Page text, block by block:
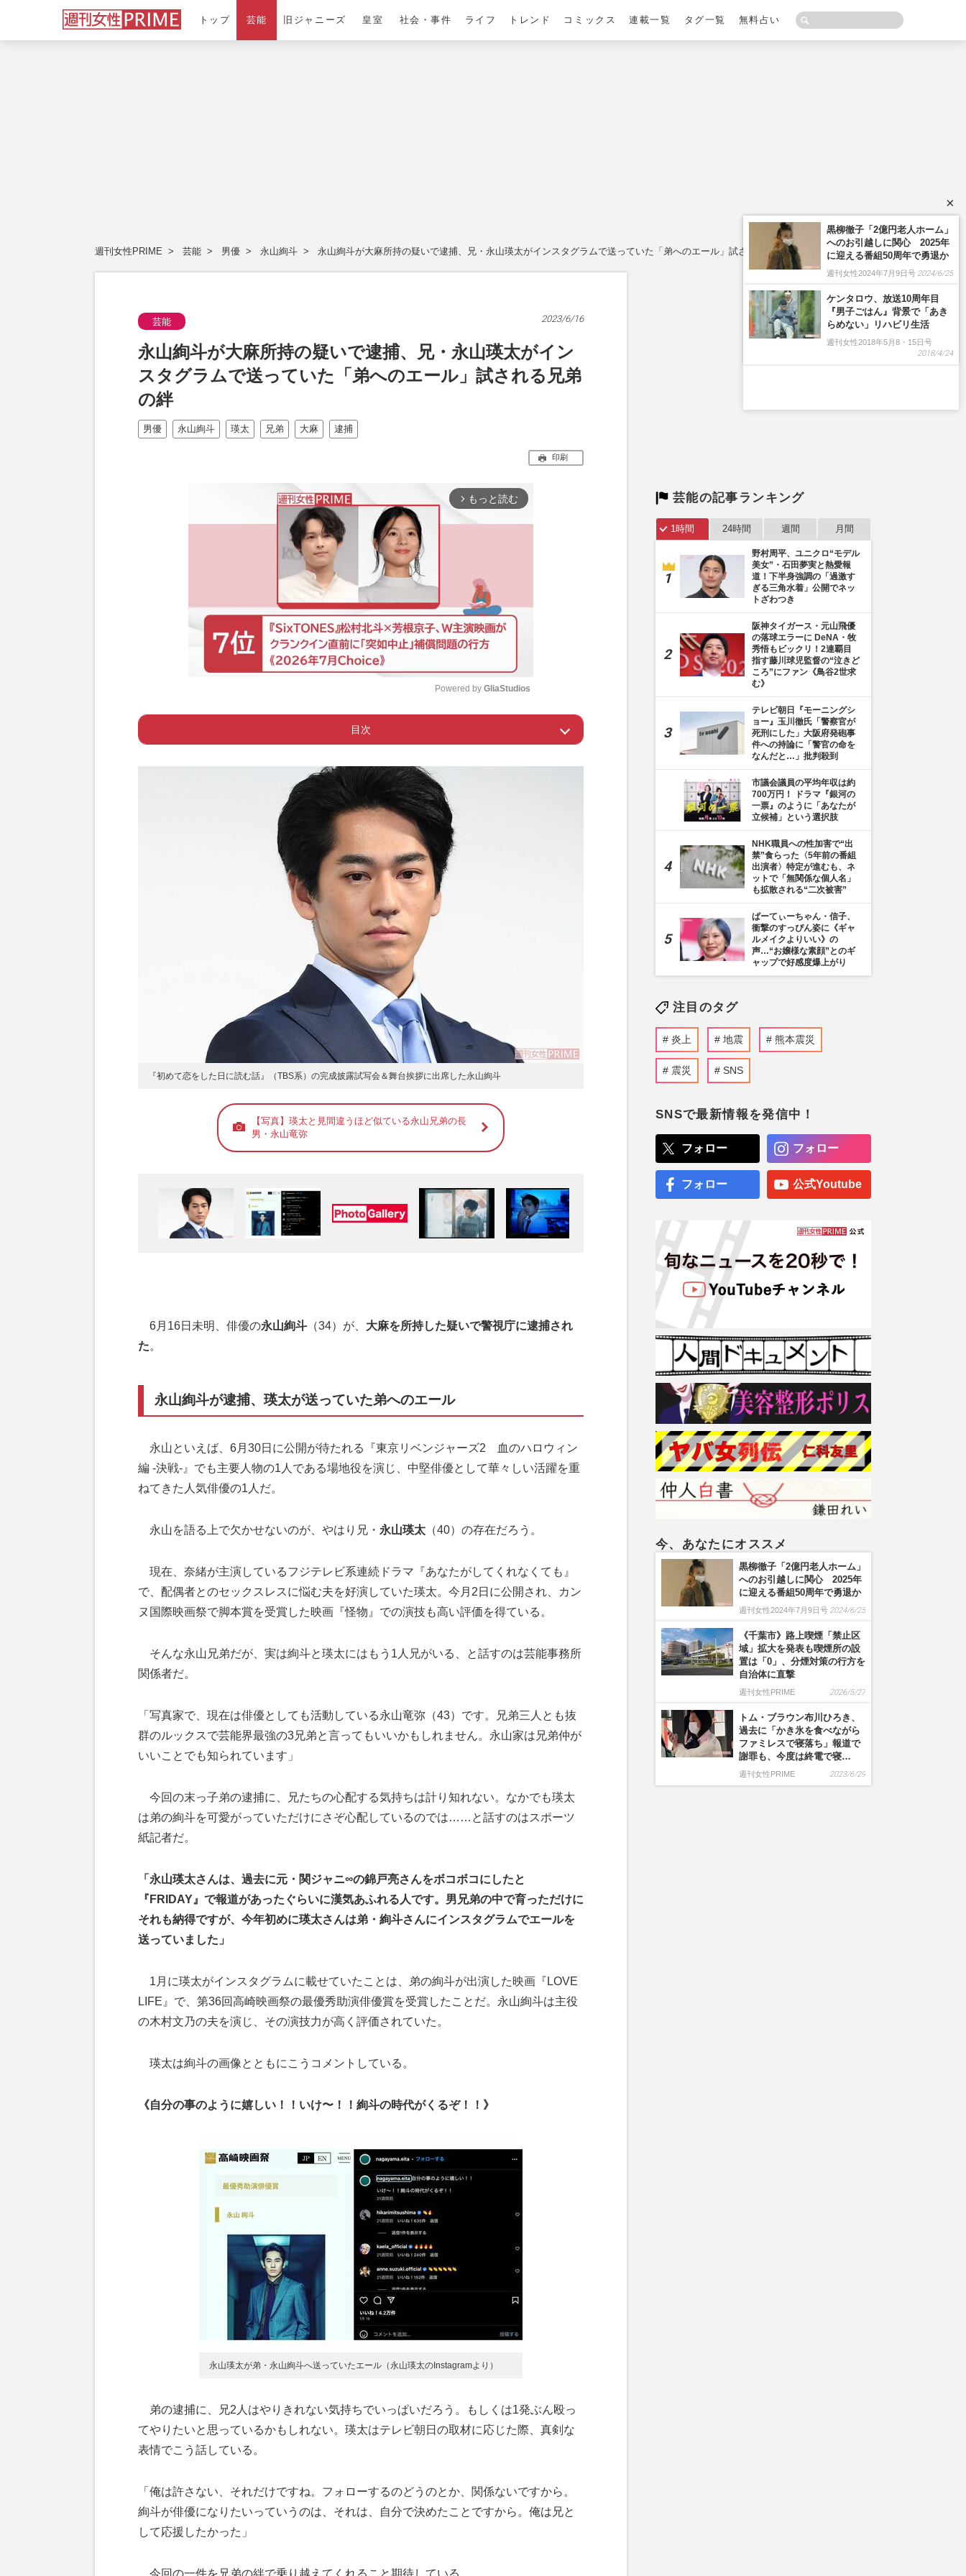
トップ 芸能 旧ジャニーズ 皇室 社会・事件 ライフ トレンド コミックス 連載一覧 タグ一覧 無料占い
週刊女性PRIME 芸能 男優 永山絢斗 永山絢斗が大麻所持の疑いで逮捕、兄・永山瑛太がインスタグラムで送っていた「弟へのエール」試される兄弟の絆
芸能 2023/6/16
永山絢斗が大麻所持の疑いで逮捕、兄・永山瑛太がイン
スタグラムで送っていた「弟へのエール」試される兄弟
の絆
男優 永山絢斗 瑛太 兄弟 大麻 逮捕
印刷
arrow_forward_ios もっと読む
t
Powered by GliaStudios
目次
Page 1 ー 永山絢斗が逮捕、瑛太が送っていた弟へのエール
『初めて恋をした日に読む話』（TBS系）の完成披露試写会＆舞台挨拶に出席した永山絢斗
【写真】瑛太と見間違うほど似ている永山兄弟の長
男・永山竜弥
6月16日未明、俳優の永山絢斗 （34）が、 大麻を所持した疑いで警視庁に逮捕され
た。
永山絢斗が逮捕、瑛太が送っていた弟へのエール
永山といえば、6月30日に公開が待たれる『東京リベンジャーズ2 血のハロウィン
編 -決戦-』でも主要人物の1人である場地役を演じ、中堅俳優として華々しい活躍を重
ねてきた人気俳優の1人だ。
永山を語る上で欠かせないのが、やはり兄・ 永山瑛太 （40）の存在だろう。
現在、奈緒が主演しているフジテレビ系連続ドラマ『あなたがしてくれなくても』
で、配偶者とのセックスレスに悩む夫を好演していた瑛太。今月2日に公開され、カン
ヌ国際映画祭で脚本賞を受賞した映画『怪物』での演技も高い評価を得ている。
そんな永山兄弟だが、実は絢斗と瑛太にはもう1人兄がいる、と話すのは芸能事務所
関係者だ。
「写真家で、現在は俳優としても活動している永山竜弥（43）です。兄弟三人とも抜
群のルックスで芸能界最強の3兄弟と言ってもいいかもしれません。永山家は兄弟仲が
いいことでも知られています」
今回の末っ子弟の逮捕に、兄たちの心配する気持ちは計り知れない。なかでも瑛太
は弟の絢斗を可愛がっていただけにさぞ心配しているのでは……と話すのはスポーツ
紙記者だ。
「永山瑛太さんは、過去に元・関ジャニ∞の錦戸亮さんをボコボコにしたと
『FRIDAY』で報道があったぐらいに漢気あふれる人です。男兄弟の中で育っただけに
それも納得ですが、今年初めに瑛太さんは弟・絢斗さんにインスタグラムでエールを
送っていました」
1月に瑛太がインスタグラムに載せていたことは、弟の絢斗が出演した映画『LOVE
LIFE』で、第36回高崎映画祭の最優秀助演俳優賞を受賞したことだ。永山絢斗は主役
の木村文乃の夫を演じ、その演技力が高く評価されていた。
瑛太は絢斗の画像とともにこうコメントしている。
《自分の事のように嬉しい！！いけ〜！！絢斗の時代がくるぞ！！》
永山瑛太が弟・永山絢斗へ送っていたエール（永山瑛太のInstagramより）
弟の逮捕に、兄2人はやりきれない気持ちでいっぱいだろう。もしくは1発ぶん殴っ
てやりたいと思っているかもしれない。瑛太はテレビ朝日の取材に応じた際、真剣な
表情でこう話している。
「俺は許さない、それだけですね。フォローするのどうのとか、関係ないですから。
絢斗が俳優になりたいっていうのは、それは、自分で決めたことですから。俺は兄と
して応援したかった」
今回の一件を兄弟の絆で乗り越えてくれること期待している。
芸能の記事ランキング
1時間 24時間 週間 月間
野村周平、ユニクロ“モデル
美女”・石田夢実と熱愛報
道！下半身強調の「過激す
ぎる三角水着」公開でネッ
トざわつき
阪神タイガース・元山飛優
の落球エラーに DeNA・牧
秀悟もビックリ！2連覇目
指す藤川球児監督の“泣きど
ころ”にファン《鳥谷2世求
む》
テレビ朝日『モーニングシ
ョー』玉川徹氏「警察官が
死刑にした」大阪府発砲事
件への持論に「警官の命を
なんだと…」批判殺到
市議会議員の平均年収は約
700万円！ ドラマ『銀河の
一票』のように「あなたが
立候補」という選択肢
NHK職員への性加害で“出
禁”食らった〈5年前の番組
出演者〉特定が進むも、ネ
ットで「無関係な個人名」
も拡散される“二次被害”
ぱーてぃーちゃん・信子、
衝撃のすっぴん姿に《ギャ
ルメイクよりいい》の
声…“お嬢様な素顔”とのギ
ャップで好感度爆上がり
注目のタグ
炎上 地震 熊本震災
震災 SNS
SNSで最新情報を発信中！
フォロー フォロー
フォロー 公式Youtube
今、あなたにオススメ
黒柳徹子「2億円老人ホーム」
へのお引越しに関心 2025年
に迎える番組50周年で勇退か
週刊女性2024年7月9日号 2024/6/25
《千葉市》路上喫煙「禁止区
域」拡大を発表も喫煙所の設
置は「0」、分煙対策の行方を
自治体に直撃
週刊女性PRIME 2026/5/27
トム・ブラウン布川ひろき、
過去に「かき氷を食べながら
ファミレスで寝落ち」報道で
謝罪も、今度は終電で寝…
週刊女性PRIME 2023/6/29
×
黒柳徹子「2億円老人ホーム」
へのお引越しに関心 2025年
に迎える番組50周年で勇退か
週刊女性2024年7月9日号 2024/6/25
ケンタロウ、放送10周年目
『男子ごはん』背景で「あき
らめない」リハビリ生活
週刊女性2018年5月8・15日号
2018/4/24